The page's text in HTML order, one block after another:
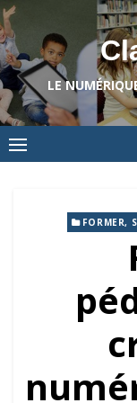
Skip
to
content
LE
FORMER,